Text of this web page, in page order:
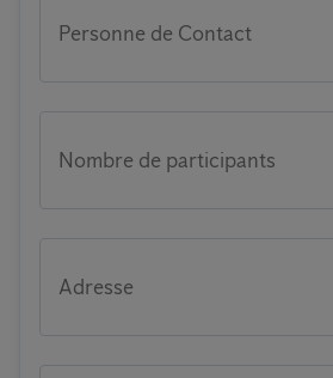
Personne de Contact
Nombre de participants
Adresse